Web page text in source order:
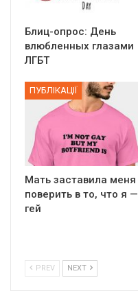
Блиц-опрос: День
влюбленных глазами
ЛГБТ
ПУБЛІКАЦІЇ
Мать заставила меня
поверить в то, что я —
гей
PREV NEXT